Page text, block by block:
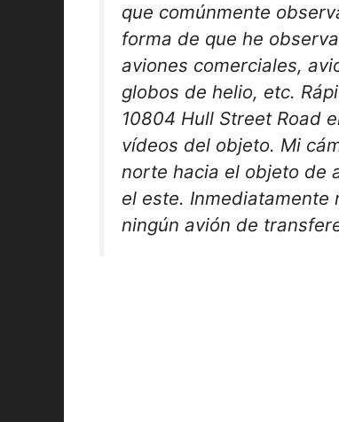
que comúnmente
forma de que he
aviones comerciales,
globos de helio, etc.
10804 Hull Street Road
vídeos del objeto. Mi
norte hacia el objeto de
el este. Inmediatamente
ningún avión de